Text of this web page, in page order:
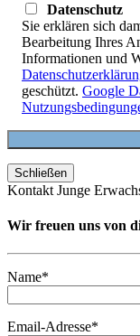
Datenschutz
Sie erklären sich
Bearbeitung Ihres
Informationen und
geschützt. Google
Schließen
Kontakt Junge
Wir freuen uns von
Name*
Email-Adresse*